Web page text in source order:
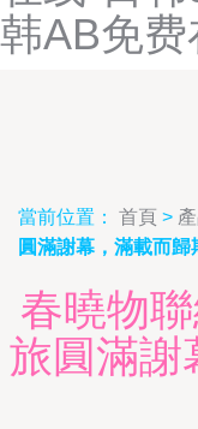
韩AB免费
當前位置： 首頁 >
圓滿謝幕，滿載而歸
春曉物
旅圓滿謝